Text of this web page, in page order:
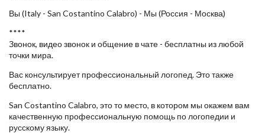
Вы (Italy - San Costantino Calabro) - Мы (Россия - Москва)
****
Звонок, видео звонок и общение в чате - бесплатны из любой
точки мира.
Вас консультирует профессиональный логопед. Это также
бесплатно.
San Costantino Calabro, это то место, в котором мы окажем вам
качественную профессиональную помощь по логопедии и
русскому языку.